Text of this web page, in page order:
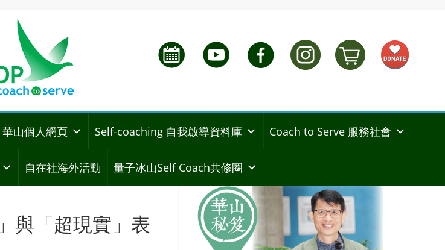
華山個人網頁 Self-coaching 自我啟導資料庫 Coach to Serve 服務社會
自在社海外活動 量子冰山Self Coach共修圈
與「超現實」表